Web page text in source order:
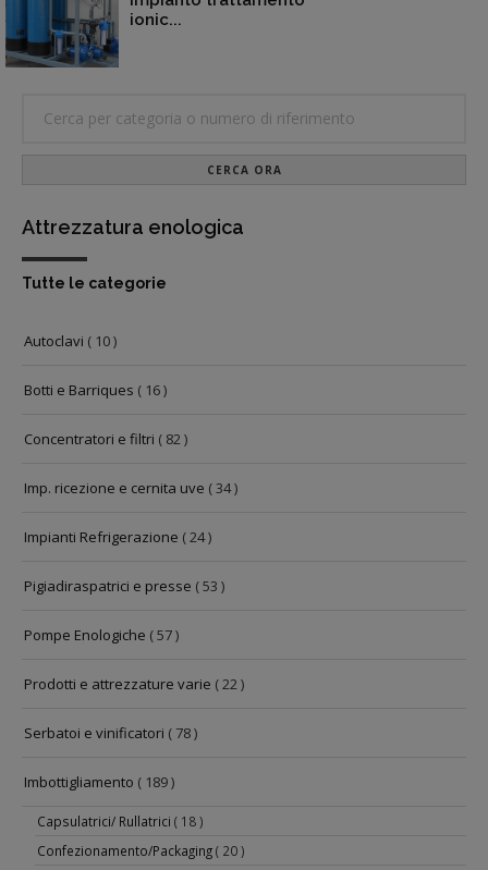
ionic...
CERCA ORA
Attrezzatura enologica
Tutte le categorie
Autoclavi ( 10 )
Botti e Barriques ( 16 )
Concentratori e filtri ( 82 )
Imp. ricezione e cernita uve ( 34 )
Impianti Refrigerazione ( 24 )
Pigiadiraspatrici e presse ( 53 )
Pompe Enologiche ( 57 )
Prodotti e attrezzature varie ( 22 )
Serbatoi e vinificatori ( 78 )
Imbottigliamento ( 189 )
Capsulatrici/ Rullatrici ( 18 )
Confezionamento/Packaging ( 20 )